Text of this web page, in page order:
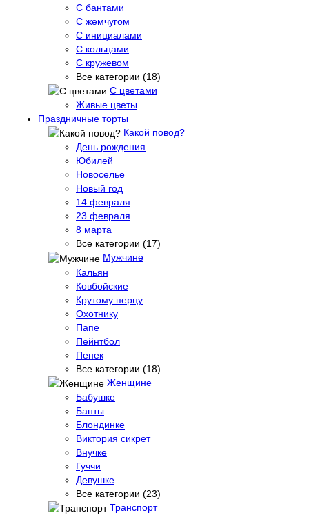
С бантами
С жемчугом
С инициалами
С кольцами
С кружевом
Все категории (18)
С цветами
Живые цветы
Праздничные торты
Какой повод?
День рождения
Юбилей
Новоселье
Новый год
14 февраля
23 февраля
8 марта
Все категории (17)
Мужчине
Кальян
Ковбойские
Крутому перцу
Охотнику
Папе
Пейнтбол
Пенек
Все категории (18)
Женщине
Бабушке
Банты
Блондинке
Виктория сикрет
Внучке
Гуччи
Девушке
Все категории (23)
Транспорт